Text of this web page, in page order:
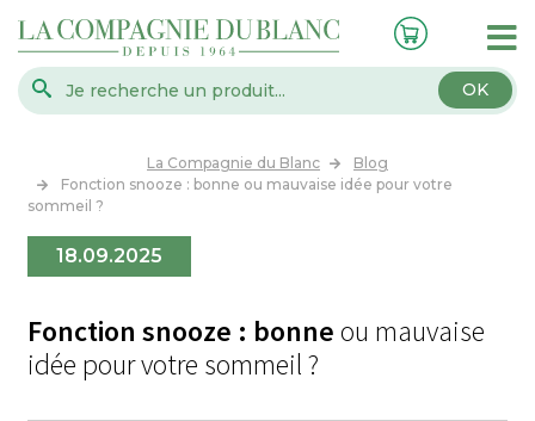
OK
La Compagnie du Blanc
Blog
Fonction snooze : bonne ou mauvaise idée pour votre
sommeil ?
18.09.2025
Fonction snooze : bonne ou mauvaise
idée pour votre sommeil ?